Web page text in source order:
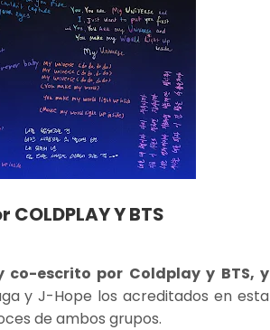
Y BTS
co-escrito por Coldplay y BTS, y
y J-Hope los acreditados en esta
de ambos grupos.